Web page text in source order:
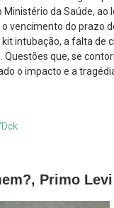
da Saúde, ao
vencimento do prazo
intubação, a falta de
Questões que, se
o impacto e a
Primo Levi